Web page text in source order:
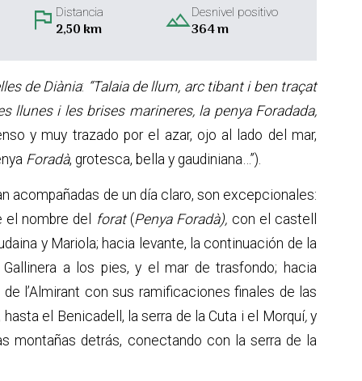
flag Distancia
2,50 km landscapeDesnivel positivo
364 m
de Diània: “Talaia de llum, arc tibant i ben traçat
llunes i les brises marineres, la penya Foradada,
y muy trazado por el azar, ojo al lado del mar,
Foradà, grotesca, bella y gaudiniana…”).
acompañadas de un día claro, son excepcionales:
nombre del
forat (Penya Foradà), con el castell
y Mariola; hacia levante, la continuación de la
a los pies, y el mar de trasfondo; hacia
l’Almirant con sus ramificaciones finales de las
el Benicadell, la serra de la Cuta i el Morquí, y
montañas detrás, conectando con la serra de la